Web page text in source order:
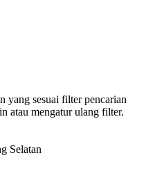
yang sesuai filter pencarian
atau mengatur ulang filter.
Selatan